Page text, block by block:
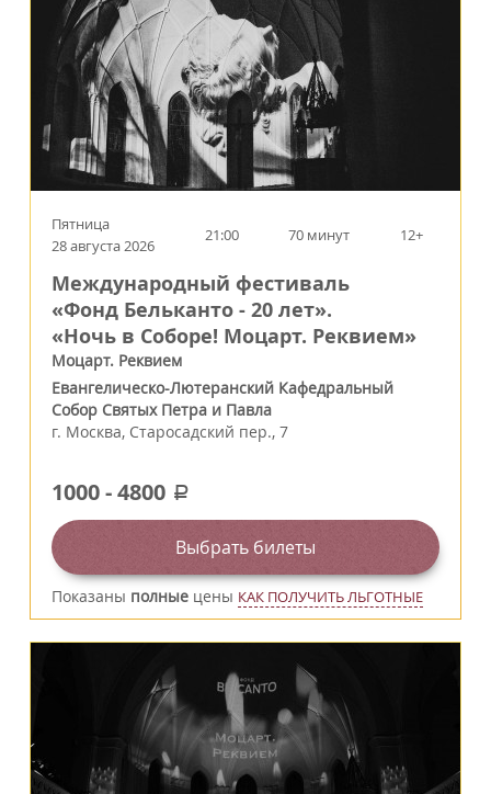
Пятница
28 августа 2026
21:00 70 минут 12+
Международный фестиваль
«Фонд Бельканто - 20 лет».
«Ночь в Соборе! Моцарт. Реквием»
Моцарт. Реквием
Евангелическо-Лютеранский Кафедральный
Собор Святых Петра и Павла
г. Москва, Старосадский пер., 7
1000-4800 a
Выбрать билеты
Показаны полные цены КАК ПОЛУЧИТЬ ЛЬГОТНЫЕ